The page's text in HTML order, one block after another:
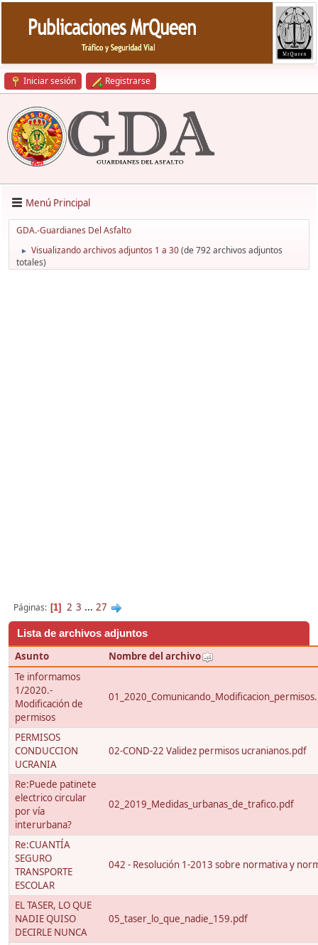
Iniciar sesión Registrarse
Menú Principal
GDA.-Guardianes Del Asfalto
► Visualizando archivos adjuntos 1 a 30(de 792 archivos adjuntos
totales)
Páginas 1 2 3 ... 27
Lista de archivos adjuntos
Asunto
Nombre del archivo
Te informamos
1/2020.-
Modificación de
permisos
PERMISOS
CONDUCCION
UCRANIA
02-COND-22 Validez permisos ucranianos.pdf
Re:Puede patinete
electrico circular
por vía
interurbana?
02_2019_Medidas_urbanas_de_trafico.pdf
Re:CUANTÍA
SEGURO
TRANSPORTE
ESCOLAR
042 - Resolución 1-2013 sobre normativa y
EL TASER, LO QUE
NADIE QUISO
DECIRLE NUNCA
05_taser_lo_que_nadie_159.pdf